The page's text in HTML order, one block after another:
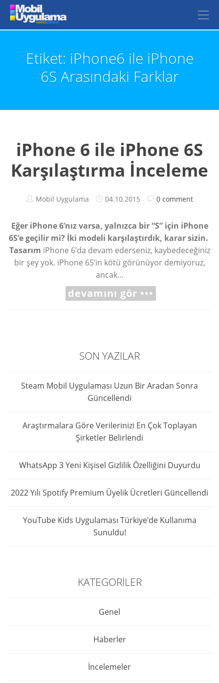
Etiket: iPhone6 ile iPhone
6S Arasındaki Farklar
iPhone 6 ile iPhone 6S
Karşılaştırma İnceleme
Mobil Uygulama 04.10.2015 0 comment
Eğer iPhone 6’nız varsa, yalnızca bir “S” için iPhone
6S’e geçilir mi? İki modeli karşılaştırdık, karar sizin.
Tasarım iPhone 6’da devam ederseniz, kaybedeceğiniz
bir şey yok. iPhone 6S’in kötü görünüyor demiyoruz,
ancak…
devamını gör •••
SON YAZILAR
Steam Mobil Uygulaması Uzun Bir Aradan Sonra
Güncellendi
Araştırmalara Göre Verilerinizi En Çok Toplayan
Şirketler Belirlendi
WhatsApp 3 Yeni Kişisel Gizlilik Özelliğini Duyurdu
2022 Yılı Spotify Premium Üyelik Ücretleri Güncellendi
YouTube Kids Uygulaması Türkiye’de Kullanıma
Sunuldu!
KATEGORILER
Genel
Haberler
İncelemeler